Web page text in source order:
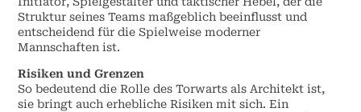
Struktur seines Teams maßgeblich beeinflusst und
entscheidend für die Spielweise moderner
Mannschaften ist.
Risiken und Grenzen
So bedeutend die Rolle des Torwarts als Architekt ist,
sie bringt auch erhebliche Risiken mit sich. Ein